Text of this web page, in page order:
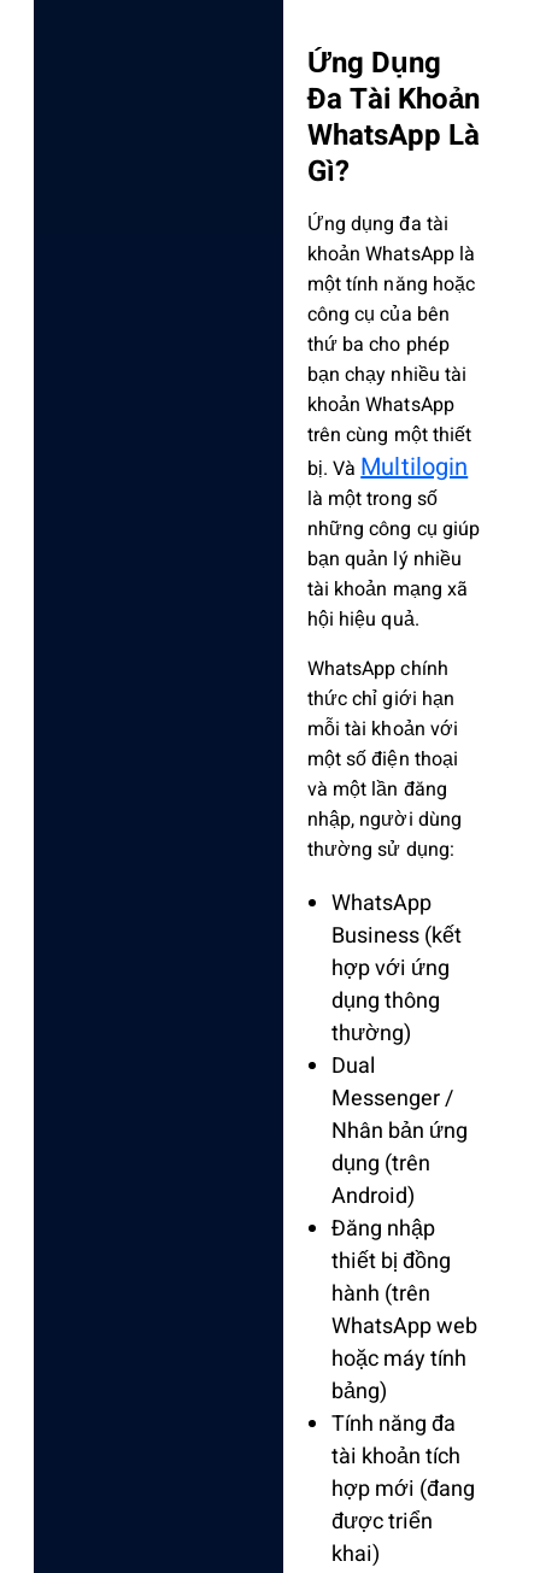
Ứng Dụng
Đa Tài Khoản
WhatsApp Là
Gì?
Ứng dụng đa tài
khoản WhatsApp là
một tính năng hoặc
công cụ của bên
thứ ba cho phép
bạn chạy nhiều tài
khoản WhatsApp
trên cùng một thiết
bị. VàMultilogin
là một trong số
những công cụ giúp
bạn quản lý nhiều
tài khoản mạng xã
hội hiệu quả.
WhatsApp chính
thức chỉ giới hạn
mỗi tài khoản với
một số điện thoại
và một lần đăng
nhập, người dùng
thường sử dụng:
WhatsApp
Business (kết
hợp với ứng
dụng thông
thường)
Dual
Messenger /
Nhân bản ứng
dụng (trên
Android)
Đăng nhập
thiết bị đồng
hành (trên
WhatsApp web
hoặc máy tính
bảng)
Tính năng đa
tài khoản tích
hợp mới (đang
được triển
khai)